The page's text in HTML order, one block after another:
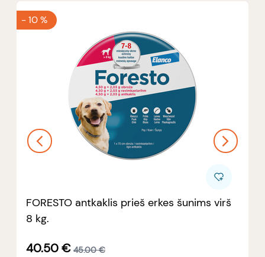
-10 %
FORESTO antkaklis prieš erkes šunims virš
8 kg.
40.50€ 45.00 €